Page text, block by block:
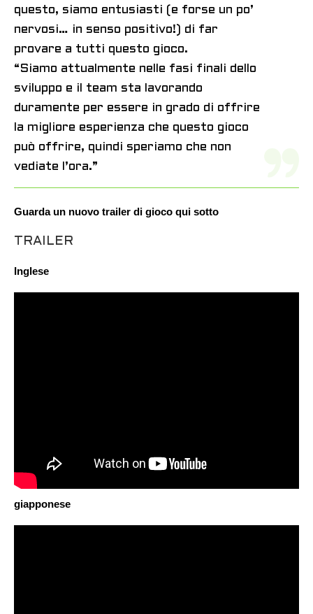
questo, siamo entusiasti (e forse un po’
nervosi… in senso positivo!) di far
provare a tutti questo gioco.
“Siamo attualmente nelle fasi finali dello
sviluppo e il team sta lavorando
duramente per essere in grado di offrire
la migliore esperienza che questo gioco
può offrire, quindi speriamo che non
vediate l’ora.”
Guarda un nuovo trailer di gioco qui sotto
TRAILER
Inglese
giapponese